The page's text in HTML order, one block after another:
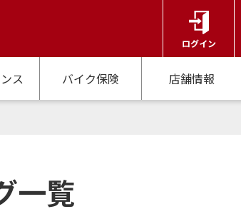
ログイン
ス バイク保険 店舗情報
一覧